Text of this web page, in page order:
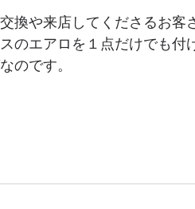
換や来店してくださるお
のエアロを１点だけでも
のです。